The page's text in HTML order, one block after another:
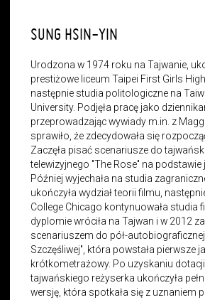
SUNG HSIN-YIN
Urodzona w 1974 roku na Tajwanie,
prestiżowe liceum Taipei First Girls
następnie studia politologiczne na
University. Podjęła pracę jako
przeprowadzając wywiady m.in. z
sprawiło, że zdecydowała się
Zaczęła pisać scenariusze do
telewizyjnego "The Rose" na
Później wyjechała na studia
ukończyła wydział teorii filmu,
College Chicago kontynuowała studia
dyplomie wróciła na Tajwan i w 2012
scenariuszem do pół-
Szczęśliwej", która powstała pierwsze
krótkometrażowy. Po uzyskaniu
tajwańskiego reżyserka ukończyła
wersję, która spotkała się z uznaniem